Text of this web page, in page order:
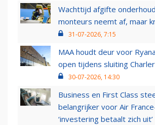
Wachttijd afgifte
monteurs neemt af, maar
31-07-2026, 7:15
MAA houdt deur voor
open tijdens sluiting
30-07-2026, 14:30
Business en First Class
belangrijker voor Air
‘investering betaalt zich uit’